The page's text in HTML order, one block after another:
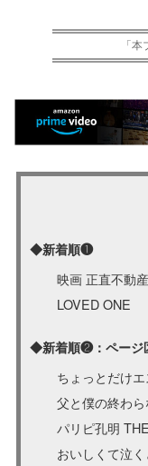
「
◆新着順❶
映画 正直不動産
LOVED ONE
◆新着順❷：ページ
ちょっとだけ
父と僕の終わ
パリピ孔明
おいしくて泣く